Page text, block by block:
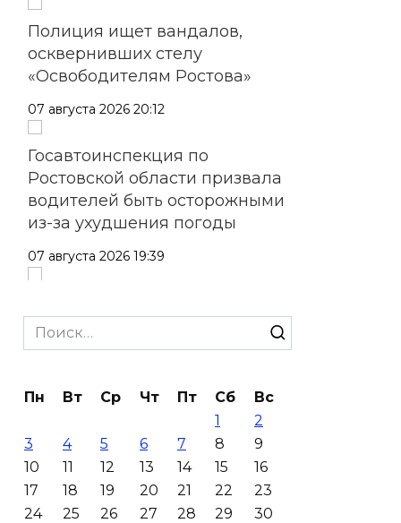
Полиция ищет вандалов,
осквернивших стелу
«Освободителям Ростова»
07 августа 2026 20:12
Госавтоинспекция по
Ростовской области призвала
водителей быть осторожными
из-за ухудшения погоды
07 августа 2026 19:39
и турниры: как в Ростове
отметят День физкультурника
В Таганроге из-за аварии
отключили свет на четырех
улицах
07 августа 2026 18:42
Search
for:
Пн Вт Ср Чт Пт Сб
Вс
1
2
3
4 5 6 7 8
9
10
11 12 13 14 15
16
17
18 19 20 21 22
23
24
25 26 27 28 29
30